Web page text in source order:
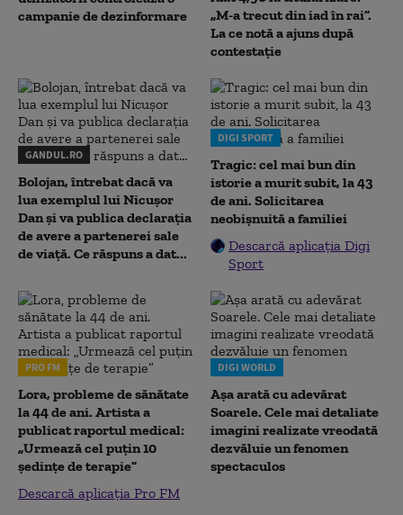
campanie de dezinformare
„M-a trecut din iad în rai”.
La ce notă a ajuns după
contestație
GANDUL.RO
Bolojan, întrebat dacă va
lua exemplul lui Nicușor
Dan și va publica declarația
de avere a partenerei sale
de viață. Ce răspuns a dat...
DIGI SPORT
Tragic: cel mai bun din
istorie a murit subit, la 43
de ani. Solicitarea
neobișnuită a familiei
Descarcă aplicația Digi
Sport
PRO FM
Lora, probleme de sănătate
la 44 de ani. Artista a
publicat raportul medical:
„Urmează cel puțin 10
ședințe de terapie”
Descarcă aplicația Pro FM
DIGI WORLD
Așa arată cu adevărat
Soarele. Cele mai detaliate
imagini realizate vreodată
dezvăluie un fenomen
spectaculos